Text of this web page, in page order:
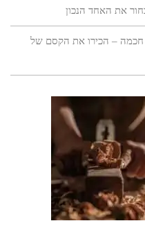
את האחד הנכון
חכמה – הכירו את הקסם של